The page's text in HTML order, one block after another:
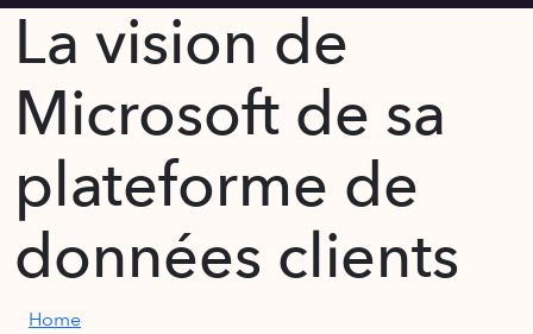
La vision de
Microsoft de sa
plateforme de
données clients
Home